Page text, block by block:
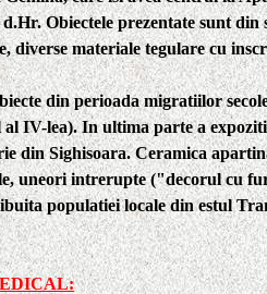
Obiectele prezentate sunt
diverse materiale tegulare cu
din perioada migratiilor
IV-lea). In ultima parte a
din Sighisoara. Ceramica
uneori intrerupte ("decorul cu
populatiei locale din estul